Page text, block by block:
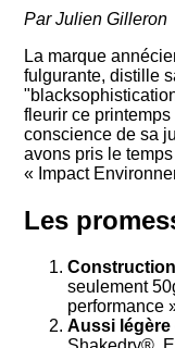
Par Julien Gilleron
La marque
fulgurante, distille
fleurir ce
conscience de sa
avons pris le
« Impact
Les
seulement
performance
Aussi